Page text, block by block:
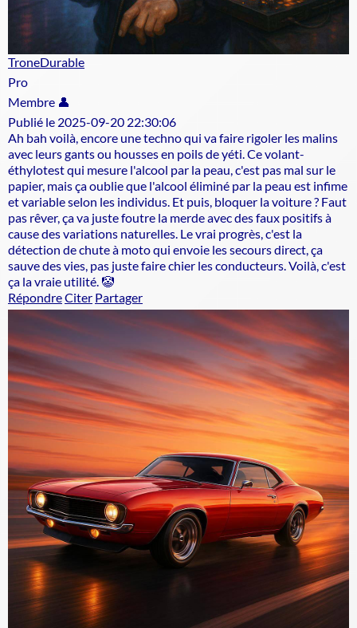
TroneDurable
Pro
Membre 👤
Publié le 2025-09-20 22:30:06
Ah bah voilà, encore une techno qui va faire rigoler les malins
avec leurs gants ou housses en poils de yéti. Ce volant-
éthylotest qui mesure l'alcool par la peau, c'est pas mal sur le
papier, mais ça oublie que l'alcool éliminé par la peau est infime
et variable selon les individus. Et puis, bloquer la voiture ? Faut
pas rêver, ça va juste foutre la merde avec des faux positifs à
cause des variations naturelles. Le vrai progrès, c'est la
détection de chute à moto qui envoie les secours direct, ça
sauve des vies, pas juste faire chier les conducteurs. Voilà, c'est
ça la vraie utilité. 🤡
RépondreCiter Partager